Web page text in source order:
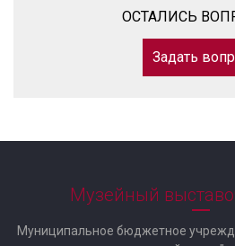
ОСТАЛИСЬ
Задать
Музейный
Муниципальное бюджетное